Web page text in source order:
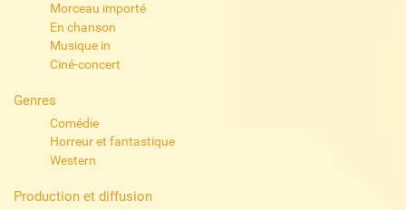
Morceau importé
En chanson
Musique in
Ciné-concert
Genres
Comédie
Horreur et fantastique
Western
Production et diffusion